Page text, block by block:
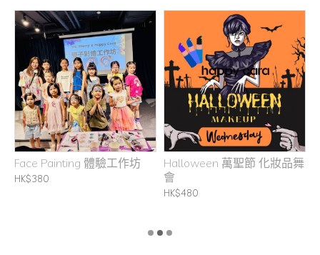
Face Painting 體驗工作坊
HK$380
Halloween 萬聖節 化妝品舞
會
HK$480